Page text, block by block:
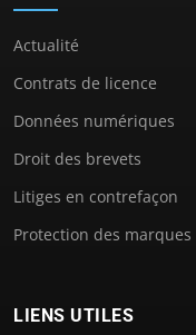
Actualité
Contrats de licence
Données numériques
Droit des brevets
Litiges en contrefaçon
Protection des marques
LIENS UTILES